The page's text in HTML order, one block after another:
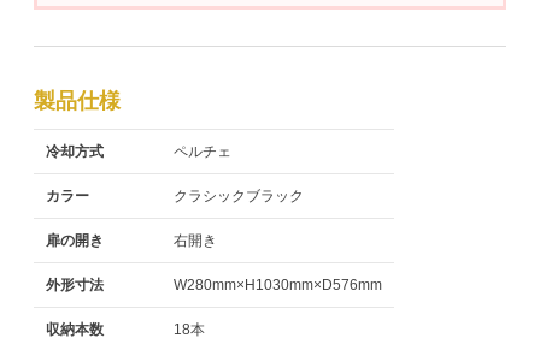
製品仕様
冷却方式 ペルチェ
カラー クラシックブラック
扉の開き 右開き
外形寸法 W280mm×H1030mm×D576mm
収納本数 18本